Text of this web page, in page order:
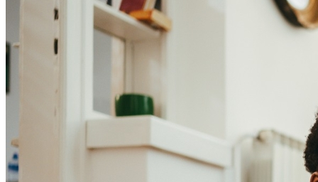
Atlético-MG